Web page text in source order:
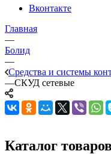
Вконтакте
Главная
—
Болид
—
Средства и системы
—СКУД сетевые
Каталог